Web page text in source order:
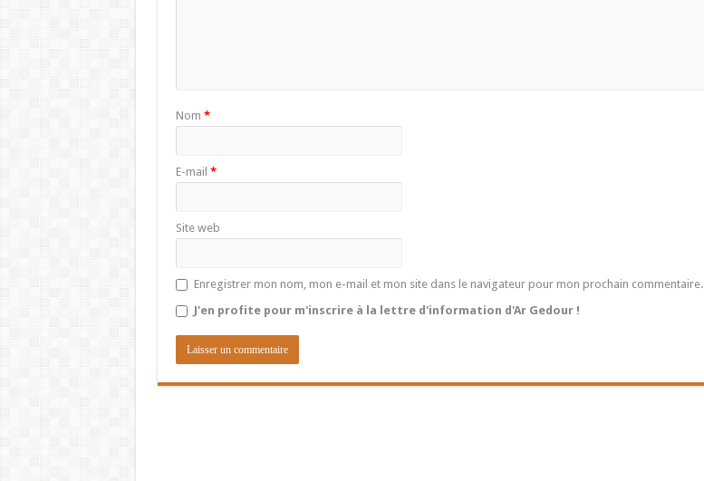
Nom *
E-mail *
Site web
Enregistrer mon nom, mon e-mail et mon site dans le navigateur pour mon prochain commentaire.
J'en profite pour m'inscrire à la lettre d'information d'Ar Gedour !